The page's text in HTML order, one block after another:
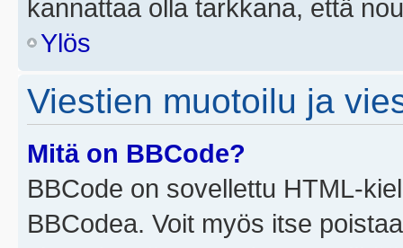
kannattaa olla tarkkana, että
Ylös
Viestien muotoilu ja
Mitä on BBCode?
BBCode on sovellettu HTML-
BBCodea. Voit myös itse